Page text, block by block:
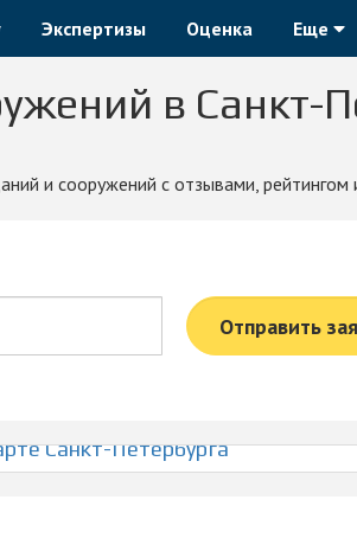
Экспертизы Оценка Еще
в Санкт-
и сооружений с отзывами,
Отправить
Санкт-Петербурга